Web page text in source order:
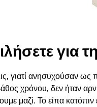
για
γιατί
χρόνου, δεν ήταν
μαζί. Το είπα